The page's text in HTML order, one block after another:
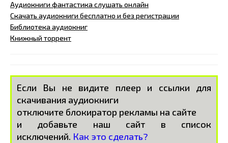
Аудиокниги фантастика слушать онлайн
Скачать аудиокниги бесплатно и без регистрации
Библиотека аудиокниг
Книжный торрент
Если Вы не видите плеер и ссылки для
скачивания аудиокниги
отключите блокиратор рекламы на сайте
и добавьте наш сайт в список
исключений. Как это сделать?